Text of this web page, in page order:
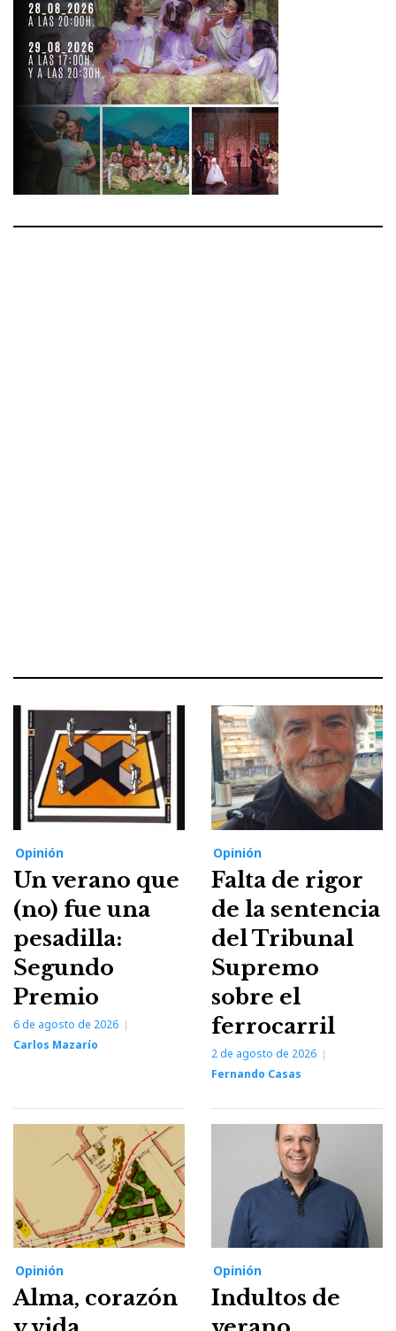
Opinión
Un verano que
(no) fue una
pesadilla:
Segundo
Premio
6 de agosto de 2026
Carlos Mazarío
Opinión
Falta de rigor
de la sentencia
del Tribunal
Supremo
sobre el
ferrocarril
2 de agosto de 2026
Fernando Casas
Opinión
Alma, corazón
Opinión
Indultos de